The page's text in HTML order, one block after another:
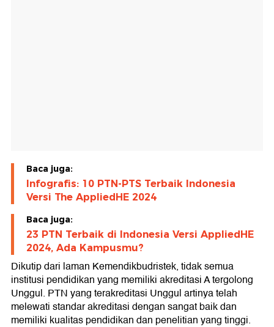
Baca juga:
Infografis: 10 PTN-PTS Terbaik Indonesia
Versi The AppliedHE 2024
Baca juga:
23 PTN Terbaik di Indonesia Versi AppliedHE
2024, Ada Kampusmu?
Dikutip dari laman Kemendikbudristek, tidak semua
institusi pendidikan yang memiliki akreditasi A tergolong
Unggul. PTN yang terakreditasi Unggul artinya telah
melewati standar akreditasi dengan sangat baik dan
memiliki kualitas pendidikan dan penelitian yang tinggi.